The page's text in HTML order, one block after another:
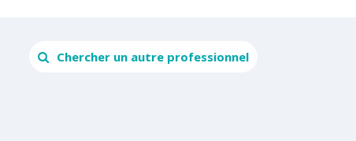
Chercher un autre professionnel